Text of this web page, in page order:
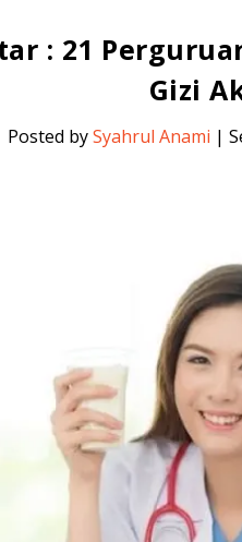
: 21
Gizi
Posted bySyahrul Anami |